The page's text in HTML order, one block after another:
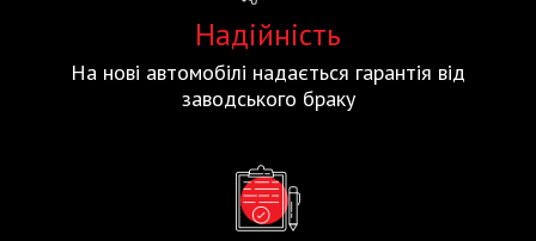
Надійність
На нові автомобілі надається гарантія від
заводського браку